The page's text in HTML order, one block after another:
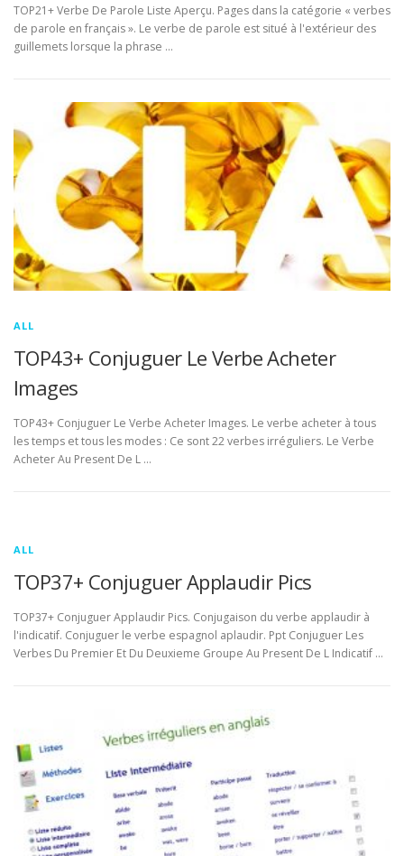
TOP21+ Verbe De Parole Liste Aperçu. Pages dans la catégorie « verbes
de parole en français ». Le verbe de parole est situé à l'extérieur des
guillemets lorsque la phrase …
ALL
TOP43+ Conjuguer Le Verbe Acheter
Images
TOP43+ Conjuguer Le Verbe Acheter Images. Le verbe acheter à tous
les temps et tous les modes : Ce sont 22 verbes irréguliers. Le Verbe
Acheter Au Present De L …
ALL
TOP37+ Conjuguer Applaudir Pics
TOP37+ Conjuguer Applaudir Pics. Conjugaison du verbe applaudir à
l'indicatif. Conjuguer le verbe espagnol aplaudir. Ppt Conjuguer Les
Verbes Du Premier Et Du Deuxieme Groupe Au Present De L Indicatif …